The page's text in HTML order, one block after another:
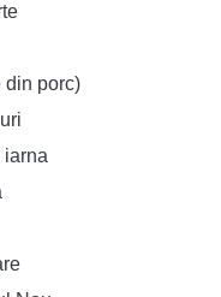
din porc)
iarna